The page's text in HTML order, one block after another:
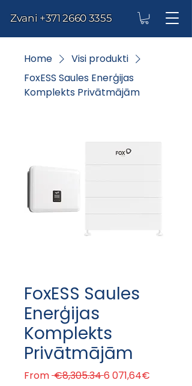
Zvani +371 2660 3355
Home
Visi produkti
FoxESS Saules Enerģijas
Komplekts Privātmājām
FoxESS Saules
Enerģijas
Komplekts
Privātmājām
From €8,305.34 Regular Price
6 071,64€